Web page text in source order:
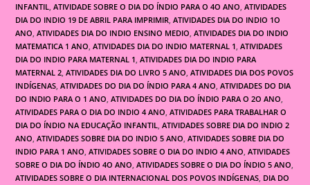
INFANTIL, ATIVIDADE SOBRE O DIA DO ÍNDIO PARA O 4O ANO, ATIVIDADES
DIA DO INDIO 19 DE ABRIL PARA IMPRIMIR, ATIVIDADES DIA DO INDIO 1O
ANO, ATIVIDADES DIA DO INDIO ENSINO MEDIO, ATIVIDADES DIA DO INDIO
MATEMATICA 1 ANO, ATIVIDADES DIA DO INDIO MATERNAL 1, ATIVIDADES
DIA DO INDIO PARA MATERNAL 1, ATIVIDADES DIA DO INDIO PARA
MATERNAL 2, ATIVIDADES DIA DO LIVRO 5 ANO, ATIVIDADES DIA DOS POVOS
INDÍGENAS, ATIVIDADES DO DIA DO ÍNDIO PARA 4 ANO, ATIVIDADES DO DIA
DO INDIO PARA O 1 ANO, ATIVIDADES DO DIA DO ÍNDIO PARA O 2O ANO,
ATIVIDADES PARA O DIA DO INDIO 4 ANO, ATIVIDADES PARA TRABALHAR O
DIA DO ÍNDIO NA EDUCAÇÃO INFANTIL, ATIVIDADES SOBRE DIA DO INDIO 2
ANO, ATIVIDADES SOBRE DIA DO INDIO 5 ANO, ATIVIDADES SOBRE DIA DO
INDIO PARA 1 ANO, ATIVIDADES SOBRE O DIA DO INDIO 4 ANO, ATIVIDADES
SOBRE O DIA DO ÍNDIO 4O ANO, ATIVIDADES SOBRE O DIA DO ÍNDIO 5 ANO,
ATIVIDADES SOBRE O DIA INTERNACIONAL DOS POVOS INDÍGENAS, DIA DO